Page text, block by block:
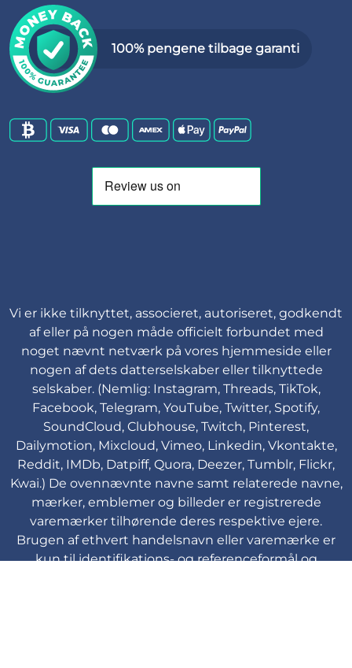
100% pengene tilbage garanti
Vi er ikke tilknyttet, associeret, autoriseret, godkendt
af eller på nogen måde officielt forbundet med
noget nævnt netværk på vores hjemmeside eller
nogen af dets datterselskaber eller tilknyttede
selskaber. (Nemlig: Instagram, Threads, TikTok,
Facebook, Telegram, YouTube, Twitter, Spotify,
SoundCloud, Clubhouse, Twitch, Pinterest,
Dailymotion, Mixcloud, Vimeo, Linkedin, Vkontakte,
Reddit, IMDb, Datpiff, Quora, Deezer, Tumblr, Flickr,
Kwai.) De ovennævnte navne samt relaterede navne,
mærker, emblemer og billeder er registrerede
varemærker tilhørende deres respektive ejere.
Brugen af ethvert handelsnavn eller varemærke er
kun til identifikations- og referenceformål og